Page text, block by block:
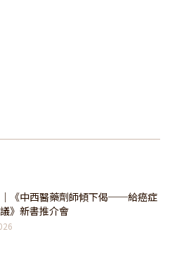
《中西醫藥劑師傾下偈──給癌症
》新書推介會